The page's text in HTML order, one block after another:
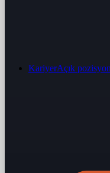
KariyerAçık